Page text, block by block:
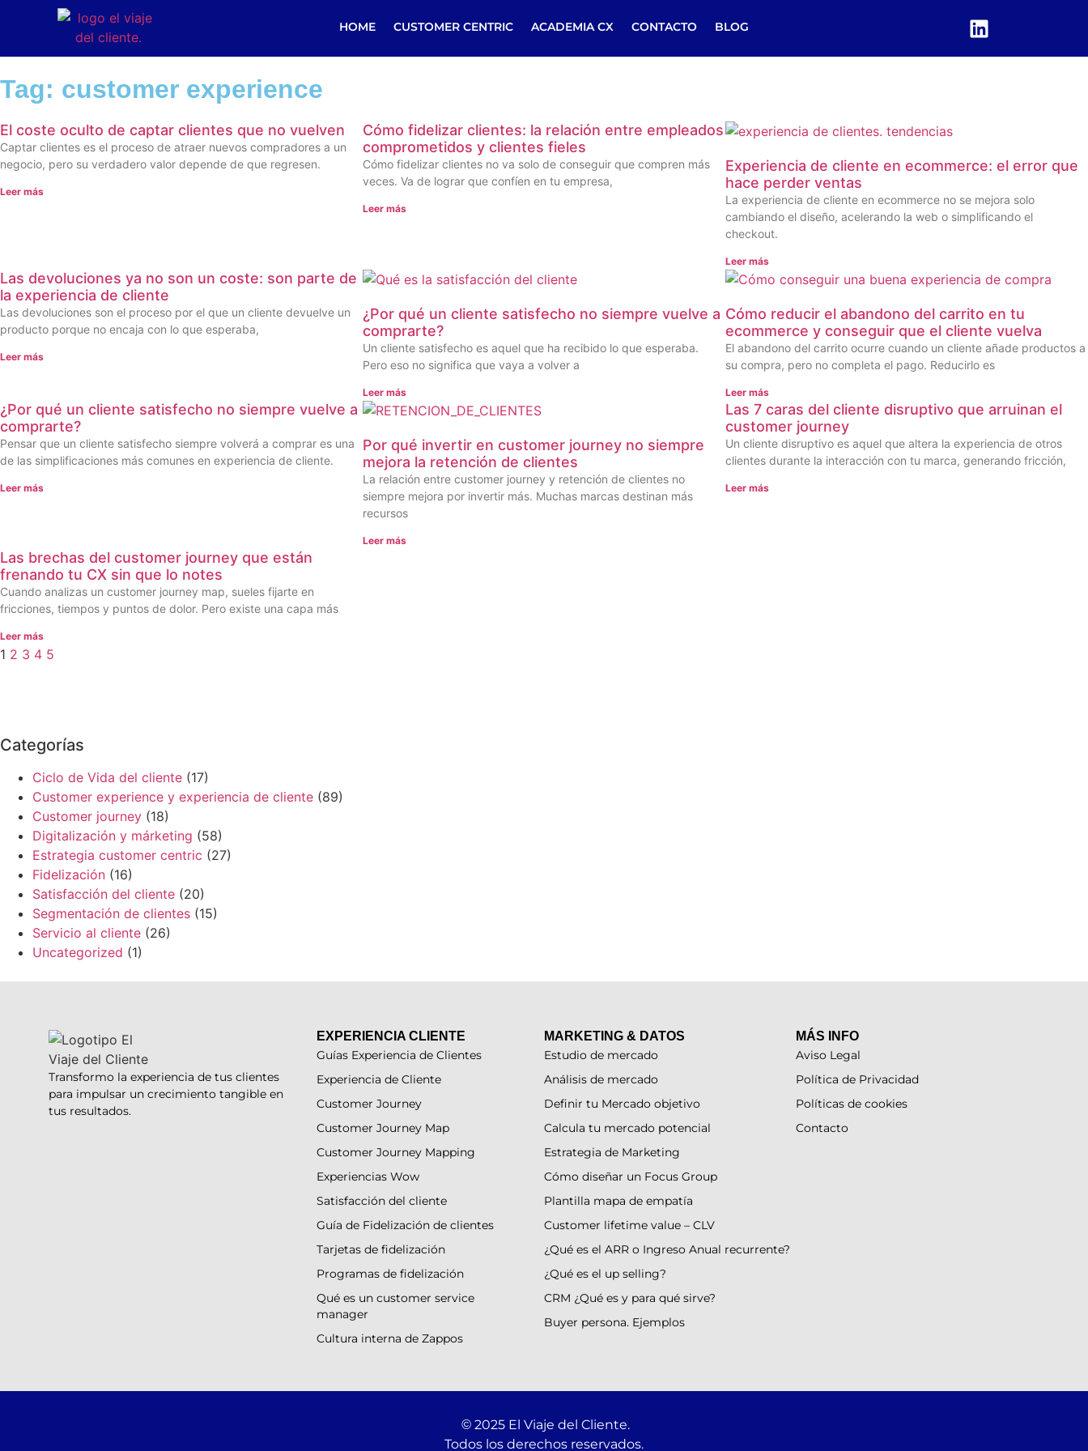
HOME CUSTOMER CENTRIC ACADEMIA CX CONTACTO BLOG
Tag: customer experience
El coste oculto de captar clientes que no vuelven
Captar clientes es el proceso de atraer nuevos compradores a un
negocio, pero su verdadero valor depende de que regresen.
Leer más
Cómo fidelizar clientes: la relación entre empleados
comprometidos y clientes fieles
Cómo fidelizar clientes no va solo de conseguir que compren más
veces. Va de lograr que confíen en tu empresa,
Leer más
Experiencia de cliente en ecommerce: el error que
hace perder ventas
La experiencia de cliente en ecommerce no se mejora solo
cambiando el diseño, acelerando la web o simplificando el
checkout.
Leer más
Las devoluciones ya no son un coste: son parte de
la experiencia de cliente
Las devoluciones son el proceso por el que un cliente devuelve un
producto porque no encaja con lo que esperaba,
Leer más
¿Por qué un cliente satisfecho no siempre vuelve a
comprarte?
Un cliente satisfecho es aquel que ha recibido lo que esperaba.
Pero eso no significa que vaya a volver a
Leer más
Cómo reducir el abandono del carrito en tu
ecommerce y conseguir que el cliente vuelva
El abandono del carrito ocurre cuando un cliente añade productos a
su compra, pero no completa el pago. Reducirlo es
Leer más
¿Por qué un cliente satisfecho no siempre vuelve a
comprarte?
Pensar que un cliente satisfecho siempre volverá a comprar es una
de las simplificaciones más comunes en experiencia de cliente.
Leer más
Por qué invertir en customer journey no siempre
mejora la retención de clientes
La relación entre customer journey y retención de clientes no
siempre mejora por invertir más. Muchas marcas destinan más
recursos
Leer más
Las 7 caras del cliente disruptivo que arruinan el
customer journey
Un cliente disruptivo es aquel que altera la experiencia de otros
clientes durante la interacción con tu marca, generando fricción,
Leer más
Las brechas del customer journey que están
frenando tu CX sin que lo notes
Cuando analizas un customer journey map, sueles fijarte en
fricciones, tiempos y puntos de dolor. Pero existe una capa más
Leer más
1 2 3 4 5
Categorías
Ciclo de Vida del cliente (17)
Customer experience y experiencia de cliente (89)
Customer journey (18)
Digitalización y márketing (58)
Estrategia customer centric (27)
Fidelización (16)
Satisfacción del cliente (20)
Segmentación de clientes (15)
Servicio al cliente (26)
Uncategorized (1)
Transformo la experiencia de tus clientes
para impulsar un crecimiento tangible en
tus resultados.
EXPERIENCIA CLIENTE
Guías Experiencia de Clientes
Experiencia de Cliente
Customer Journey
Customer Journey Map
Customer Journey Mapping
Experiencias Wow
Satisfacción del cliente
Guía de Fidelización de clientes
Tarjetas de fidelización
Programas de fidelización
Qué es un customer service
manager
Cultura interna de Zappos
MARKETING & DATOS
Estudio de mercado
Análisis de mercado
Definir tu Mercado objetivo
Calcula tu mercado potencial
Estrategia de Marketing
Cómo diseñar un Focus Group
Plantilla mapa de empatía
Customer lifetime value – CLV
¿Qué es el ARR o Ingreso Anual recurrente?
¿Qué es el up selling?
CRM ¿Qué es y para qué sirve?
Buyer persona. Ejemplos
MÁS INFO
Aviso Legal
Política de Privacidad
Políticas de cookies
Contacto
© 2025 El Viaje del Cliente.
Todos los derechos reservados.